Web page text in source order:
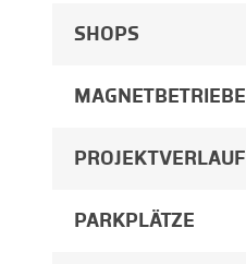
SHOPS
MAGNETBETRIEBE
PROJEKTVERLAUF
PARKPLÄTZE